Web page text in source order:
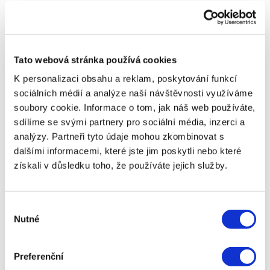
Tato webová stránka používá cookies
K personalizaci obsahu a reklam, poskytování funkcí
sociálních médií a analýze naší návštěvnosti využíváme
soubory cookie. Informace o tom, jak náš web používáte,
sdílíme se svými partnery pro sociální média, inzerci a
analýzy. Partneři tyto údaje mohou zkombinovat s
dalšími informacemi, které jste jim poskytli nebo které
získali v důsledku toho, že používáte jejich služby.
souhlasu
Nutné
Preferenční
využít možnost okamžitého převodu, pokud je k
účtu co nejdříve.
Sdílejte článek
< Předchozí článek
SMS půjčka: Jaké jsou
její výhody, nevýhody a
kdy se vyplatí
Následující článek >
Jak si vybrat správnou
půjčku a proč je to
snadné
PŮJČIT